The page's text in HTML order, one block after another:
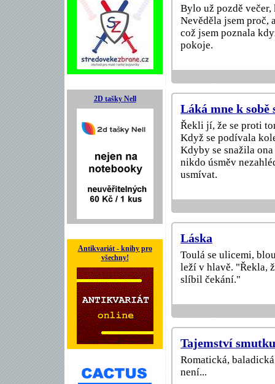
2D tašky Nell
Antikvariát - knihy pro
všechny!
Bylo už pozdě
Nevěděla jsem proč,
což jsem poznala
pokoje.
Láká mne k sobě
Řekli jí, že se proti
Když se podívala
Kdyby se snažila
nikdo úsměv
usmívat.
Láska
Toulá se ulicemi,
leží v hlavě. "Řekla,
slíbil čekání."
Tajemství
Romatická,
není...